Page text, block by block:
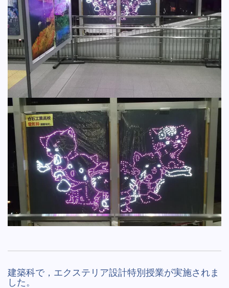
建築科で，エクステリア設計特別授業が実施されま
した。